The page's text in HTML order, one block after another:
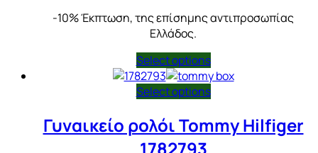
-10% Έκπτωση, της επίσημης αντιπροσωπίας
Ελλάδος.
Select options
Select options
Γυναικείο ρολόι Tommy Hilfiger